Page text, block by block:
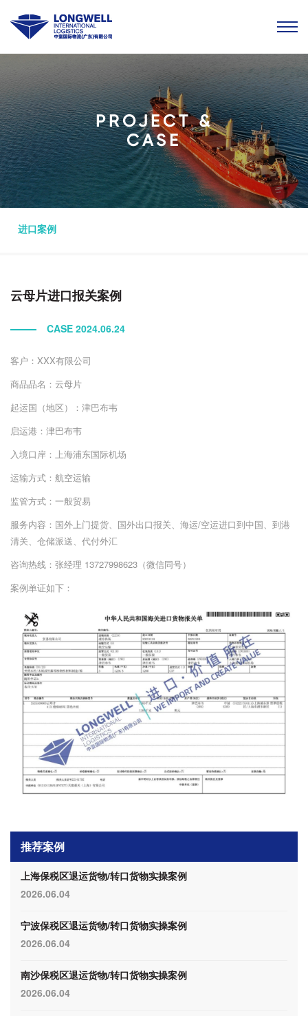
PROJECT &
CASE
进口案例
云母片进口报关案例
CASE 2024.06.24
客户：XXX有限公司
商品品名：云母片
起运国（地区）：津巴布韦
启运港：津巴布韦
入境口岸：上海浦东国际机场
运输方式：航空运输
监管方式：一般贸易
服务内容：国外上门提货、国外出口报关、海运/空运进口到中国、到港
清关、仓储派送、代付外汇
咨询热线：张经理 13727998623（微信同号）
案例单证如下：
推荐案例
上海保税区退运货物/转口货物实操案例
2026.06.04
宁波保税区退运货物/转口货物实操案例
2026.06.04
南沙保税区退运货物/转口货物实操案例
2026.06.04